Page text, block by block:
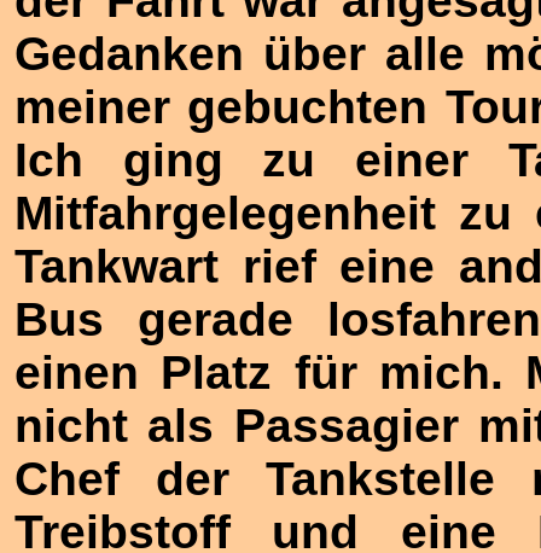
Gedanken über alle
meiner gebuchten
Ich ging zu einer
Mitfahrgelegenheit
Tankwart rief eine
Bus gerade
einen Platz für mich.
nicht als Passagier
Chef der
Treibstoff und eine